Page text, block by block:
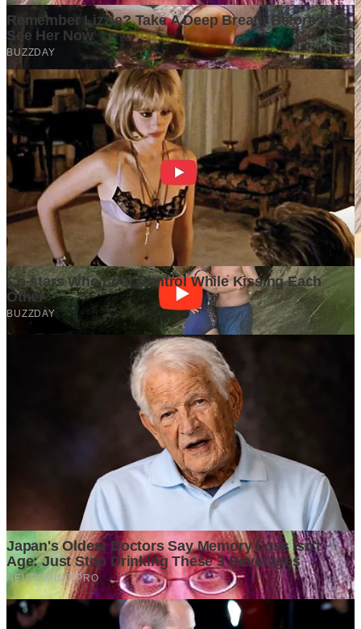
Mengapa Kepemimpinan yang Efektif Menjadi Penentu
Keberhasilan Organisasi?
5 days ago